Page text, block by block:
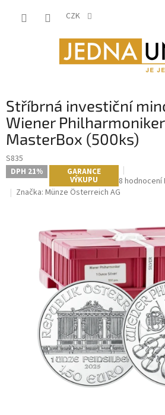
CZK
o
s
t
r
a
n
Stříbrná investiční
Wiener
MasterBox (500ks)
S835
DPH 21% GARANCE
VÝKUPU
Průměrné
hodnocení
5,0
z
5
hvězdiček.
8 hodnocení
Značka: Münze Österreich AG